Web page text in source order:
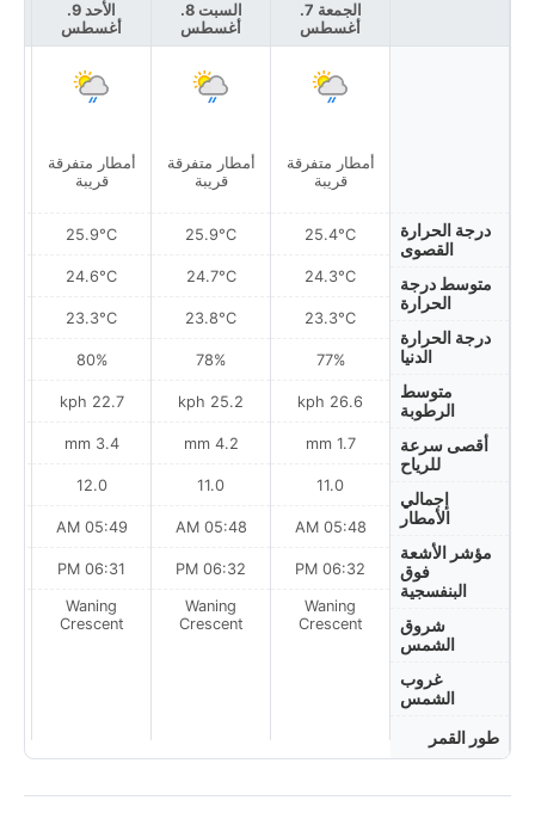
درجة الحرارة
القصوى
متوسط درجة
الحرارة
درجة الحرارة
الدنيا
متوسط
الرطوبة
أقصى سرعة
للرياح
إجمالي
الأمطار
مؤشر الأشعة
فوق
البنفسجية
شروق
الشمس
غروب
الشمس
طور القمر
الجمعة 7.
أغسطس
أمطار متفرقة
قريبة
25.4°C
24.3°C
23.3°C
77%
26.6 kph
1.7 mm
11.0
05:48 AM
06:32 PM
Waning
Crescent
السبت 8.
أغسطس
أمطار متفرقة
قريبة
25.9°C
24.7°C
23.8°C
78%
25.2 kph
4.2 mm
11.0
05:48 AM
06:32 PM
Waning
Crescent
الأحد 9.
أغسطس
أمطار متفرقة
قريبة
25.9°C
24.6°C
23.3°C
80%
22.7 kph
3.4 mm
12.0
05:49 AM
06:31 PM
Waning
Crescent